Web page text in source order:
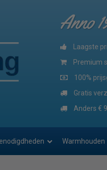
Anno
Laagste
Premium
100%
Gratis
Anders €
Warmhouden